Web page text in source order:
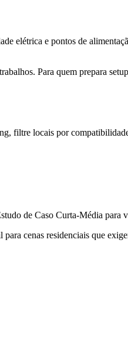
elétrica e pontos de
Para quem prepara
filtre locais por
de Caso Curta-Média
para cenas residenciais que